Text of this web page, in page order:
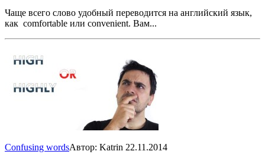
Чаще всего слово удобный переводится на английский язык,
как comfortable или convenient. Вам...
Confusing wordsАвтор: Katrin 22.11.2014